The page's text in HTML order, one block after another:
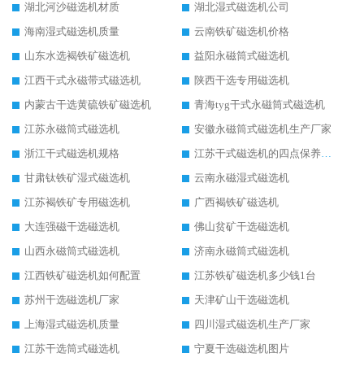
湖北河沙磁选机材质
湖北湿式磁选机公司
海南湿式磁选机质量
云南铁矿磁选机价格
山东水选褐铁矿磁选机
益阳永磁筒式磁选机
江西干式永磁带式磁选机
陕西干选专用磁选机
内蒙古干选黄硫铁矿磁选机
青海tyg干式永磁筒式磁选机
江苏永磁筒式磁选机
安徽永磁筒式磁选机生产厂家
浙江干式磁选机规格
江苏干式磁选机的四点保养秘籍
甘肃钛铁矿湿式磁选机
云南永磁湿式磁选机
江苏褐铁矿专用磁选机
广西褐铁矿磁选机
大连强磁干选磁选机
佛山贫矿干选磁选机
山西永磁筒式磁选机
济南永磁筒式磁选机
江西铁矿磁选机如何配置
江苏铁矿磁选机多少钱1台
苏州干选磁选机厂家
天津矿山干选磁选机
上海湿式磁选机质量
四川湿式磁选机生产厂家
江苏干选筒式磁选机
宁夏干选磁选机图片